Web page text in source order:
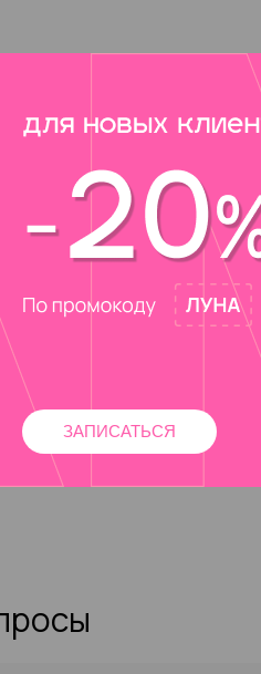
ЗАПИСАТЬСЯ